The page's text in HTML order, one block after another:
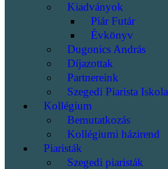
Kiadványok
Piár Futár
Évkönyv
Dugonics András
Díjazottak
Partnereink
Szegedi Piarista Iskola
Kollégium
Bemutatkozás
Kollégiumi házirend
Piaristák
Szegedi piaristák